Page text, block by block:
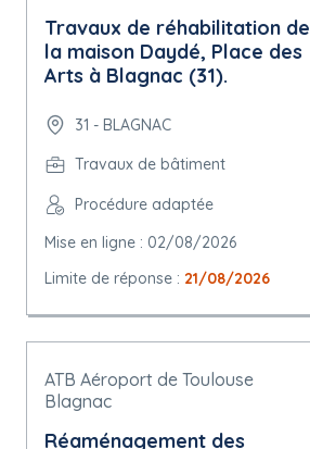
Travaux de réhabilitation de
la maison Daydé, Place des
Arts à Blagnac (31).
31 - BLAGNAC
Travaux de bâtiment
Procédure adaptée
Mise en ligne : 02/08/2026
Limite de réponse : 21/08/2026
ATB Aéroport de Toulouse
Blagnac
Réaménagement des